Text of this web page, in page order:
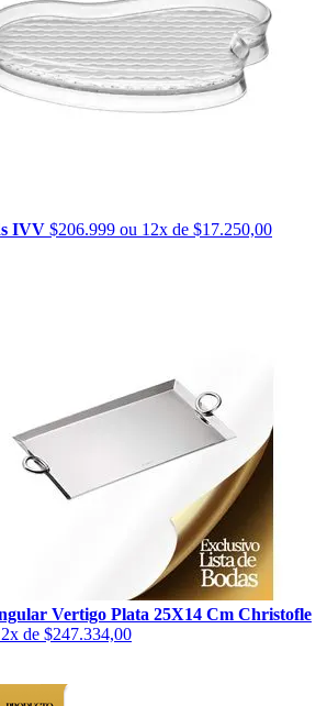
IVV $206.999 ou 12x de $17.250,00
Vertigo Plata 25X14 Cm Christofle
de $247.334,00